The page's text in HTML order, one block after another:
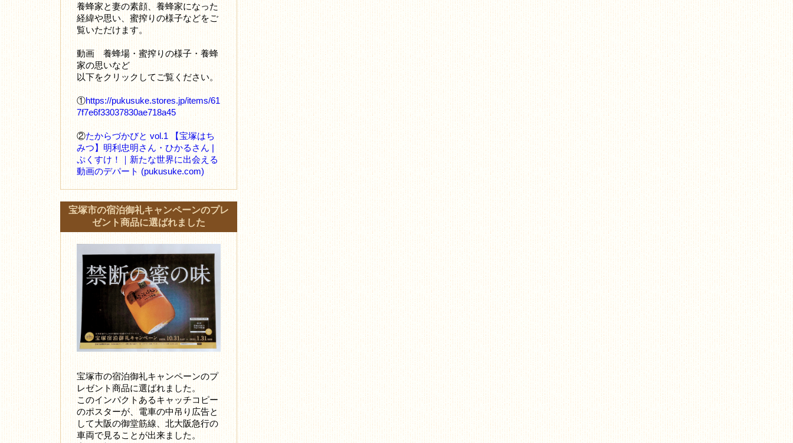
養蜂家と妻の素顔、養蜂家になった
経緯や思い、蜜搾りの様子などをご
覧いただけます。
動画 養蜂場・蜜搾りの様子・養蜂
家の思いなど
以下をクリックしてご覧ください。
①https://pukusuke.stores.jp/items/61
7f7e6f33037830ae718a45
②たからづかびと vol.1 【宝塚はち
みつ】明利忠明さん・ひかるさん |
ぷくすけ！｜新たな世界に出会える
動画のデパート (pukusuke.com)
宝塚市の宿泊御礼キャンペーンのプレ
ゼント商品に選ばれました
宝塚市の宿泊御礼キャンペーンのプ
レゼント商品に選ばれました。
このインパクトあるキャッチコピー
のポスターが、電車の中吊り広告と
して大阪の御堂筋線、北大阪急行の
車両で見ることが出来ました。